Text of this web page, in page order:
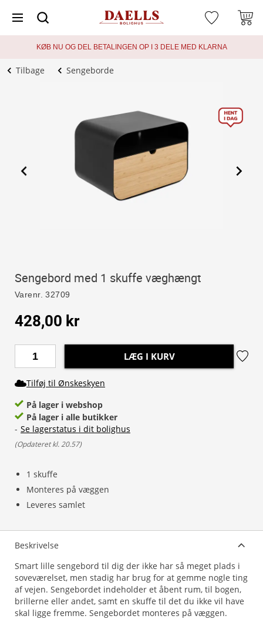
KØB NU OG DEL BETALINGEN OP I 3 DELE MED KLARNA
Tilbage Sengeborde
Sengebord med 1 skuffe væghængt
Varenr. 32709
1 skuffe
Monteres på væggen
Leveres samlet
428,00 kr
LÆG I KURV
Tilføj til Ønskeskyen
På lager i webshop
På lager i alle butikker
- Se lagerstatus i dit bolighus
(Opdateret kl. 20.57)
Beskrivelse
Smart lille sengebord til dig der ikke har så meget plads i
soveværelset, men stadig har brug for at gemme nogle ting
af vejen. Sengebordet indeholder et åbent rum, til bogen,
brillerne eller andet, samt en skuffe til det du ikke vil have
skal ligge fremme. Sengebordet monteres på væggen.